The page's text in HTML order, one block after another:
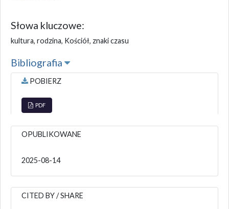
Słowa kluczowe:
kultura, rodzina, Kościół, znaki czasu
Bibliografia
POBIERZ
PDF
OPUBLIKOWANE
2025-08-14
CITED BY / SHARE